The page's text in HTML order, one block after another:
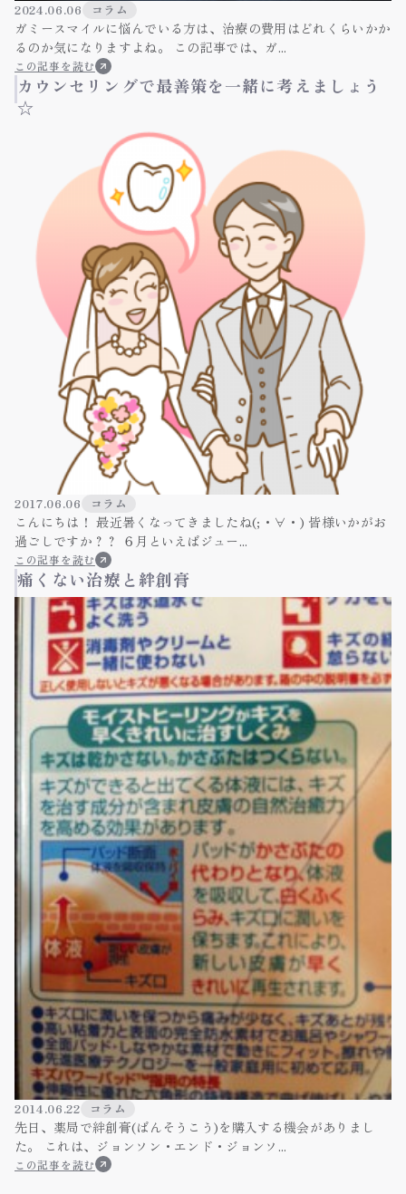
2024.06.06 コラム
ガミースマイルに悩んでいる方は、治療の費用はどれくらいかか
るのか気になりますよね。 この記事では、ガ...
この記事を読む
カウンセリングで最善策を一緒に考えましょう
☆
2017.06.06 コラム
こんにちは！ 最近暑くなってきましたね(;・∀・) 皆様いかがお
過ごしですか？？ ６月といえばジュー...
この記事を読む
痛くない治療と絆創膏
2014.06.22 コラム
先日、薬局で絆創膏(ばんそうこう)を購入する機会がありまし
た。 これは、ジョンソン・エンド・ジョンソ...
この記事を読む